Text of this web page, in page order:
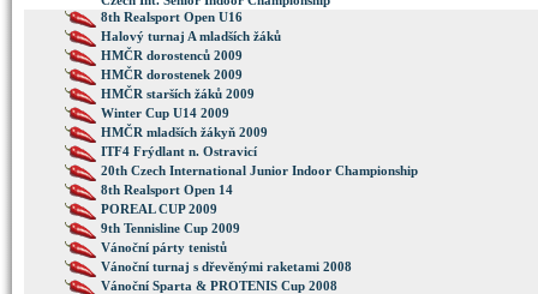
8th Realsport Open U16
Halový turnaj A mladších žáků
HMČR dorostenců 2009
HMČR dorostenek 2009
HMČR starších žáků 2009
Winter Cup U14 2009
HMČR mladších žákyň 2009
ITF4 Frýdlant n. Ostravicí
20th Czech International Junior Indoor Championship
8th Realsport Open 14
POREAL CUP 2009
9th Tennisline Cup 2009
Vánoční párty tenistů
Vánoční turnaj s dřevěnými raketami 2008
Vánoční Sparta & PROTENIS Cup 2008